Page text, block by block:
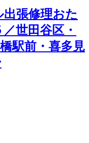
張修理おた
世田谷区・
駅前・喜多見